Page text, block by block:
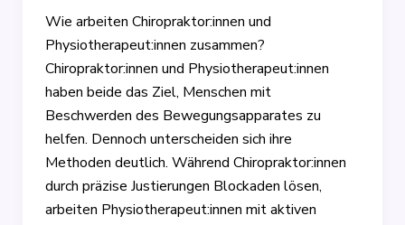
Wie arbeiten Chiropraktor:innen und
Physiotherapeut:innen zusammen?
Chiropraktor:innen und Physiotherapeut:innen
haben beide das Ziel, Menschen mit
Beschwerden des Bewegungsapparates zu
helfen. Dennoch unterscheiden sich ihre
Methoden deutlich. Während Chiropraktor:innen
durch präzise Justierungen Blockaden lösen,
arbeiten Physiotherapeut:innen mit aktiven